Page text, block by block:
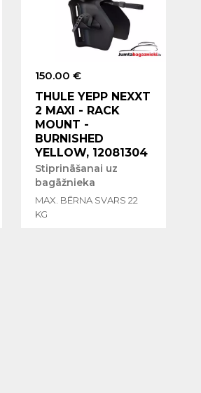
150.00 €
THULE YEPP NEXXT
2 MAXI - RACK
MOUNT -
BURNISHED
YELLOW, 12081304
Stiprināšanai uz
bagāžnieka
MAX. BĒRNA SVARS 22
KG